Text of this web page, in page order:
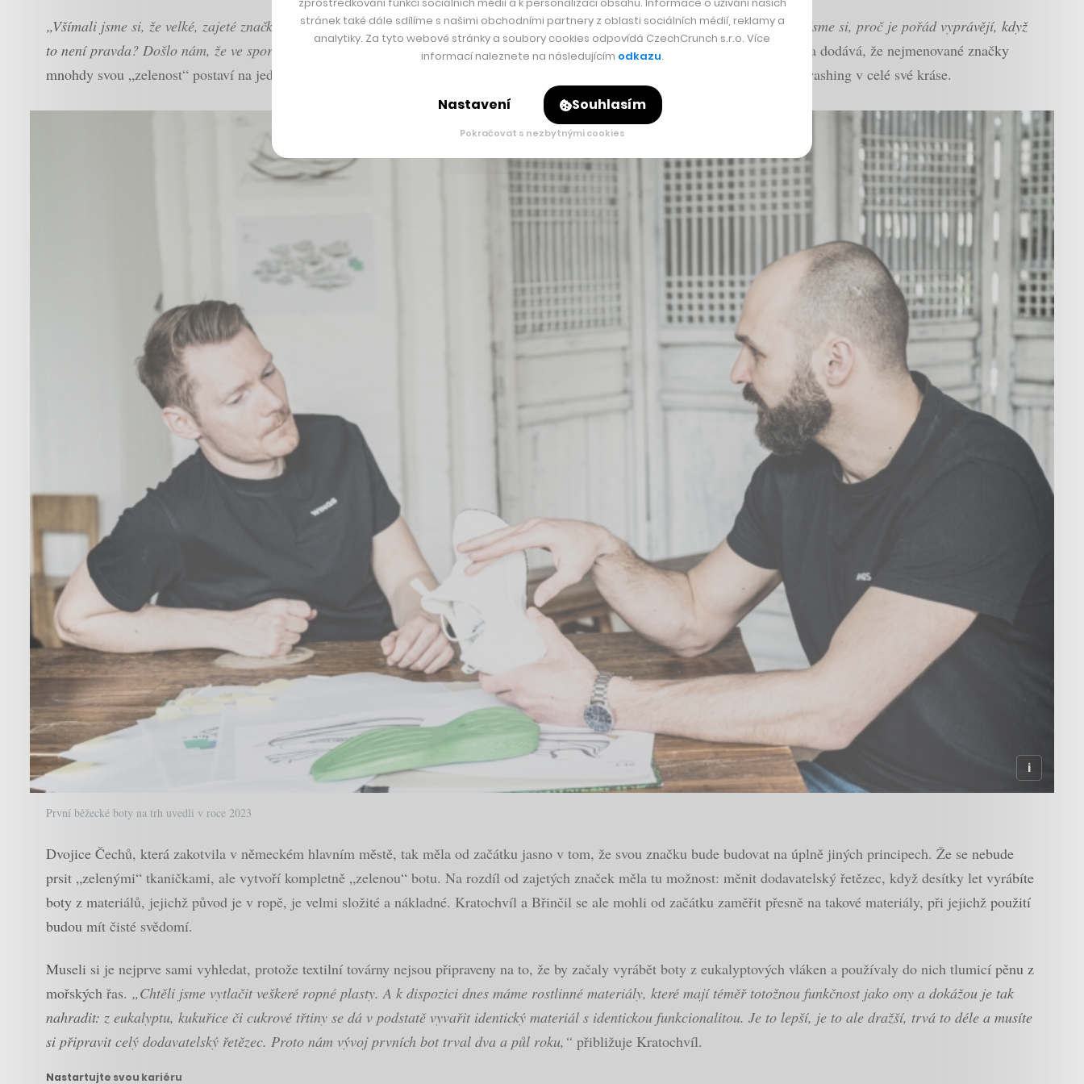
„Všímali jsme si, že velké, zajeté značky na sportovním trhu začínají vyprávět zelené příběhy. My jsme ale viděli za kulisy a říkali jsme si, proč je pořád vyprávějí, když
to není pravda? Došlo nám, že ve sportu neexistuje skutečně zelená značka, tak jsme se do toho pustili sami,“
říká Jan Kratochvíl a dodává, že nejmenované značky
mnohdy svou „zelenost“ postaví na jednom produktu z tisíce nebo akorát do bot přidají tkaničky z ekologického materiálu. Greenwashing v celé své kráse.
První běžecké boty na trh uvedli v roce 2023
Dvojice Čechů, která zakotvila v německém hlavním městě, tak měla od začátku jasno v tom, že svou značku bude budovat na úplně jiných principech. Že se nebude
prsit „zelenými“ tkaničkami, ale vytvoří kompletně „zelenou“ botu. Na rozdíl od zajetých značek měla tu možnost: měnit dodavatelský řetězec, když desítky let vyrábíte
boty z materiálů, jejichž původ je v ropě, je velmi složité a nákladné. Kratochvíl a Břinčil se ale mohli od začátku zaměřit přesně na takové materiály, při jejichž použití
budou mít čisté svědomí.
Museli si je nejprve sami vyhledat, protože textilní továrny nejsou připraveny na to, že by začaly vyrábět boty z eukalyptových vláken a používaly do nich tlumicí pěnu z
mořských řas. „Chtěli jsme vytlačit veškeré ropné plasty. A k dispozici dnes máme rostlinné materiály, které mají téměř totožnou funkčnost jako ony a dokážou je tak
nahradit: z eukalyptu, kukuřice či cukrové třtiny se dá v podstatě vyvařit identický materiál s identickou funkcionalitou. Je to lepší, je to ale dražší, trvá to déle a musíte
si připravit celý dodavatelský řetězec. Proto nám vývoj prvních bot trval dva a půl roku,“ přibližuje Kratochvíl.
Nastartujte svou kariéru
stránek také dále sdílíme s našimi obchodními partnery z oblasti sociálních médií, reklamy a
analytiky. Za tyto webové stránky a soubory cookies odpovídá CzechCrunch s.r.o. Více
informací naleznete na následujícím odkazu.
Nastavení Souhlasím
Pokračovat s nezbytnými cookies